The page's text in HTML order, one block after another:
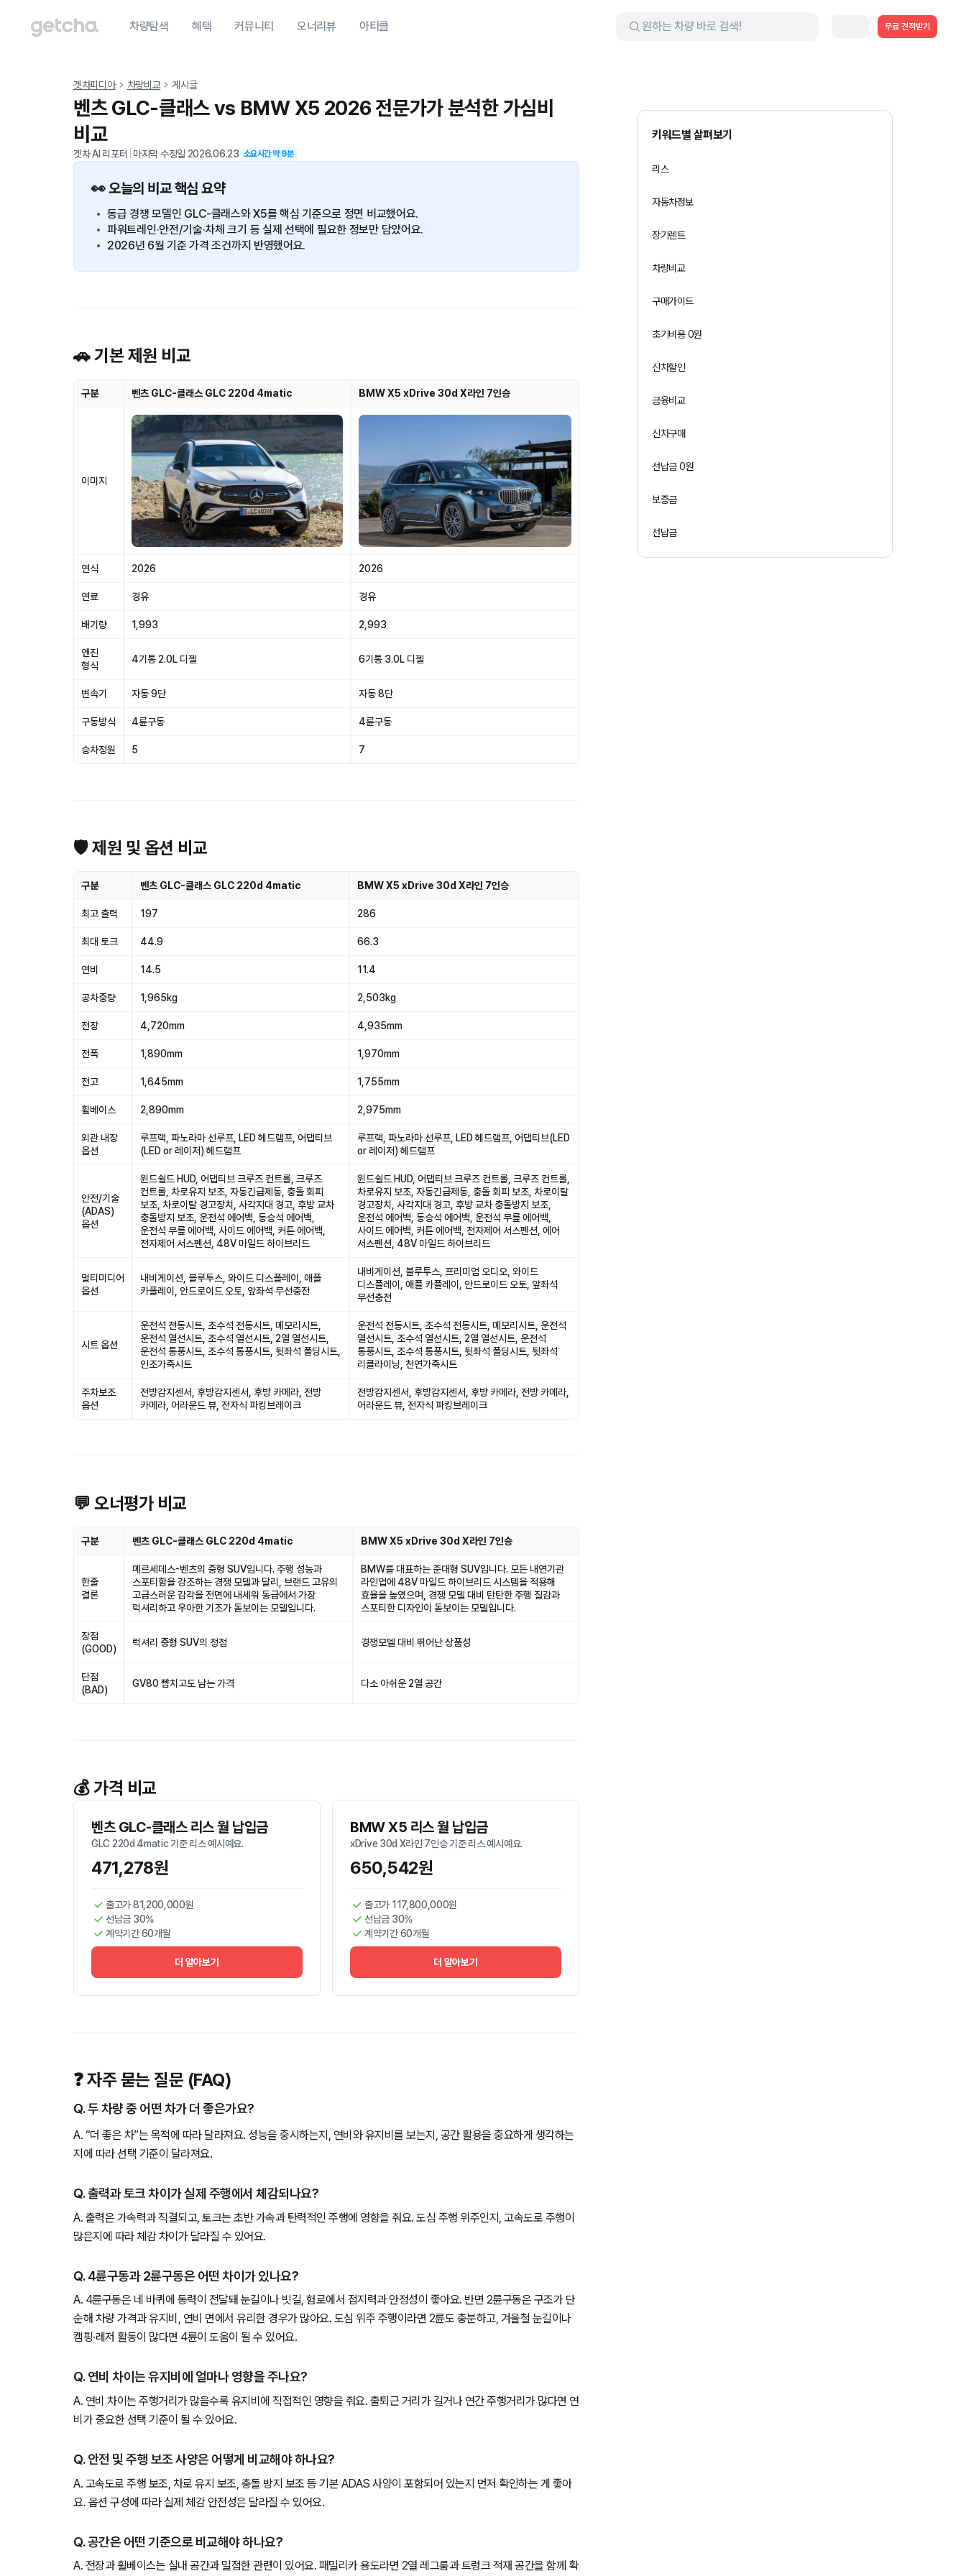
차량탐색 혜택 커뮤니티 오너리뷰 아티클 무료 견적받기
겟차피디아 차량비교 게시글
벤츠 GLC-클래스 vs BMW X5 2026 전문가가 분석한 가심비
비교
겟차 AI 리포터 마지막 수정일 2026.06.23 소요시간 약9분
👀 오늘의 비교 핵심 요약
동급 경쟁 모델인 GLC-클래스와 X5를 핵심 기준으로 정면 비교했어요.
파워트레인·안전/기술·차체 크기 등 실제 선택에 필요한 정보만 담았어요.
2026년 6월 기준 가격 조건까지 반영했어요.
🚗 기본 제원 비교
구분 벤츠 GLC-클래스 GLC 220d 4matic BMW X5 xDrive 30d X라인 7인승
이미지
연식 2026 2026
연료 경유 경유
배기량 1,993 2,993
엔진
형식
4기통 2.0L 디젤 6기통 3.0L 디젤
변속기 자동 9단 자동 8단
구동방식 4륜구동 4륜구동
승차정원 5 7
🛡 제원 및 옵션 비교
구분 벤츠 GLC-클래스 GLC 220d 4matic BMW X5 xDrive 30d X라인 7인승
최고 출력 197 286
최대 토크 44.9 66.3
연비 14.5 11.4
공차중량 1,965kg 2,503kg
전장 4,720mm 4,935mm
전폭 1,890mm 1,970mm
전고 1,645mm 1,755mm
휠베이스 2,890mm 2,975mm
외관 내장
옵션
루프랙, 파노라마 선루프, LED 헤드램프, 어댑티브
(LED or 레이저) 헤드램프
루프랙, 파노라마 선루프, LED 헤드램프, 어댑티브(LED
or 레이저) 헤드램프
안전/기술
(ADAS)
옵션
윈드쉴드 HUD, 어댑티브 크루즈 컨트롤, 크루즈
컨트롤, 차로유지 보조, 자동긴급제동, 충돌 회피
보조, 차로이탈 경고장치, 사각지대 경고, 후방 교차
충돌방지 보조, 운전석 에어백, 동승석 에어백,
운전석 무릎 에어백, 사이드 에어백, 커튼 에어백,
전자제어 서스펜션, 48V 마일드 하이브리드
윈드쉴드 HUD, 어댑티브 크루즈 컨트롤, 크루즈 컨트롤,
차로유지 보조, 자동긴급제동, 충돌 회피 보조, 차로이탈
경고장치, 사각지대 경고, 후방 교차 충돌방지 보조,
운전석 에어백, 동승석 에어백, 운전석 무릎 에어백,
사이드 에어백, 커튼 에어백, 전자제어 서스펜션, 에어
서스펜션, 48V 마일드 하이브리드
멀티미디어
옵션
내비게이션, 블루투스, 와이드 디스플레이, 애플
카플레이, 안드로이드 오토, 앞좌석 무선충전
내비게이션, 블루투스, 프리미엄 오디오, 와이드
디스플레이, 애플 카플레이, 안드로이드 오토, 앞좌석
무선충전
시트 옵션
운전석 전동시트, 조수석 전동시트, 메모리시트,
운전석 열선시트, 조수석 열선시트, 2열 열선시트,
운전석 통풍시트, 조수석 통풍시트, 뒷좌석 폴딩시트,
인조가죽시트
운전석 전동시트, 조수석 전동시트, 메모리시트, 운전석
열선시트, 조수석 열선시트, 2열 열선시트, 운전석
통풍시트, 조수석 통풍시트, 뒷좌석 폴딩시트, 뒷좌석
리클라이닝, 천연가죽시트
주차보조
옵션
전방감지센서, 후방감지센서, 후방 카메라, 전방
카메라, 어라운드 뷰, 전자식 파킹브레이크
전방감지센서, 후방감지센서, 후방 카메라, 전방 카메라,
어라운드 뷰, 전자식 파킹브레이크
💬 오너평가 비교
구분 벤츠 GLC-클래스 GLC 220d 4matic BMW X5 xDrive 30d X라인 7인승
한줄
결론
메르세데스-벤츠의 중형 SUV입니다. 주행 성능과
스포티함을 강조하는 경쟁 모델과 달리, 브랜드 고유의
고급스러운 감각을 전면에 내세워 동급에서 가장
럭셔리하고 우아한 기조가 돋보이는 모델입니다.
BMW를 대표하는 준대형 SUV입니다. 모든 내연기관
라인업에 48V 마일드 하이브리드 시스템을 적용해
효율을 높였으며, 경쟁 모델 대비 탄탄한 주행 질감과
스포티한 디자인이 돋보이는 모델입니다.
장점
(GOOD)
럭셔리 중형 SUV의 정점 경쟁모델 대비 뛰어난 상품성
단점
(BAD)
GV80 뺨치고도 남는 가격 다소 아쉬운 2열 공간
💰 가격 비교
벤츠 GLC-클래스 리스 월 납입금
GLC 220d 4matic 기준 리스 예시예요.
471,278원
출고가 81,200,000원
선납금 30%
계약기간 60개월
더 알아보기
BMW X5 리스 월 납입금
xDrive 30d X라인 7인승 기준 리스 예시예요.
650,542원
출고가 117,800,000원
선납금 30%
계약기간 60개월
더 알아보기
❓ 자주 묻는 질문 (FAQ)
Q. 두 차량 중 어떤 차가 더 좋은가요?
A. “더 좋은 차”는 목적에 따라 달라져요. 성능을 중시하는지, 연비와 유지비를 보는지, 공간 활용을 중요하게 생각하는
지에 따라 선택 기준이 달라져요.
Q. 출력과 토크 차이가 실제 주행에서 체감되나요?
A. 출력은 가속력과 직결되고, 토크는 초반 가속과 탄력적인 주행에 영향을 줘요. 도심 주행 위주인지, 고속도로 주행이
많은지에 따라 체감 차이가 달라질 수 있어요.
Q. 4륜구동과 2륜구동은 어떤 차이가 있나요?
A. 4륜구동은 네 바퀴에 동력이 전달돼 눈길이나 빗길, 험로에서 접지력과 안정성이 좋아요. 반면 2륜구동은 구조가 단
순해 차량 가격과 유지비, 연비 면에서 유리한 경우가 많아요. 도심 위주 주행이라면 2륜도 충분하고, 겨울철 눈길이나
캠핑·레저 활동이 많다면 4륜이 도움이 될 수 있어요.
Q. 연비 차이는 유지비에 얼마나 영향을 주나요?
A. 연비 차이는 주행거리가 많을수록 유지비에 직접적인 영향을 줘요. 출퇴근 거리가 길거나 연간 주행거리가 많다면 연
비가 중요한 선택 기준이 될 수 있어요.
Q. 안전 및 주행 보조 사양은 어떻게 비교해야 하나요?
A. 고속도로 주행 보조, 차로 유지 보조, 충돌 방지 보조 등 기본 ADAS 사양이 포함되어 있는지 먼저 확인하는 게 좋아
요. 옵션 구성에 따라 실제 체감 안전성은 달라질 수 있어요.
Q. 공간은 어떤 기준으로 비교해야 하나요?
A. 전장과 휠베이스는 실내 공간과 밀접한 관련이 있어요. 패밀리카 용도라면 2열 레그룸과 트렁크 적재 공간을 함께 확
키워드별 살펴보기
리스
자동차정보
장기렌트
차량비교
구매가이드
초기비용 0원
신차할인
금융비교
신차구매
선납금 0원
보증금
선납금